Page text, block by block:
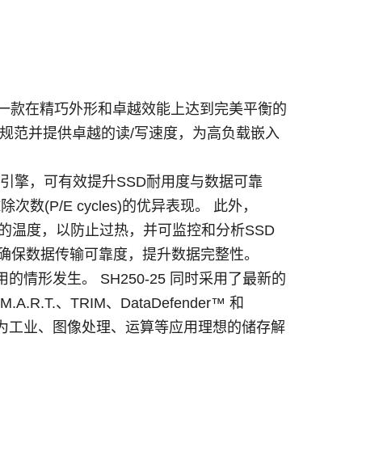
款在精巧外形和卓越效能上达到完美平衡的
范并提供卓越的读/写速度，为高负载嵌入
擎，可有效提升SSD耐用度与数据可靠
次数(P/E cycles)的优异表现。 此外，
温度，以防止过热，并可监控和分析SSD
数据传输可靠度，提升数据完整性。
情形发生。 SH250-25 同时采用了最新的
、TRIM、DataDefender™ 和
业、图像处理、运算等应用理想的储存解